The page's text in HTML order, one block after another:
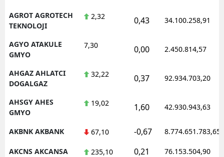
AGROT AGROTECH
TEKNOLOJI
2,32 0,43 34.100.258,91
AGYO ATAKULE
GMYO
7,30 0,00 2.450.814,57
AHGAZ AHLATCI
DOGALGAZ
32,22 0,37 92.934.703,20
AHSGY AHES
GMYO
19,02 1,60 42.930.943,63
AKBNK AKBANK 67,10 -0,67 8.774.651.783,65
AKCNS AKCANSA 235,10 0,21 76.153.504,90